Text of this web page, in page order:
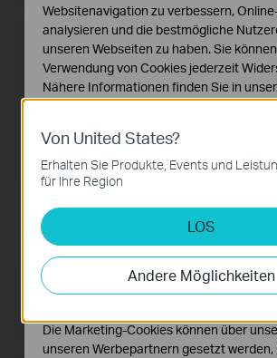
Phone Support
Obtain Warranty Policy and
product warranties.
Tools
VIGI Calculation Tools
select desired network cameras
Von United States?
Erhalten Sie Produkte, Events und
für Ihre Region
LOS
Andere Möglichkeiten
Websitenavigation zu verbessern,
analysieren und die bestmögliche
unseren Webseiten zu haben. Sie
Verwendung von Cookies jederzeit
Nähere Informationen finden Sie in
Datenschutzhinweisen.
Notwendige Cookies
Diese Cookies sind zur Funktion der
erforderlich und können in Ihren
Analyse- und Marketing-Cookies
Analyse-Cookies ermöglichen es uns,
auf unserer Website zu analysieren, um
Funktionsweise unserer Website zu
Die Marketing-Cookies können über
unseren Werbepartnern gesetzt werden,